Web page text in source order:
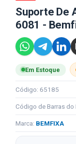
Suporte De
6081 -
Em Estoque
Código: 65185
Código de Barras
Marca: BEMFIXA